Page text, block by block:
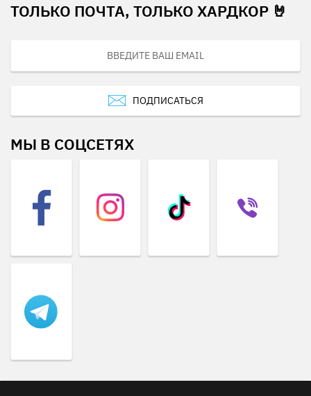
ТОЛЬКО ПОЧТА, ТОЛЬКО ХАРДКОР 🤘
ПОДПИСАТЬСЯ
МЫ В СОЦСЕТЯХ